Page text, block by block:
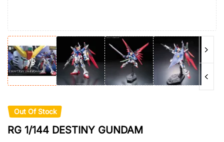
Out Of Stock
RG 1/144 DESTINY GUNDAM